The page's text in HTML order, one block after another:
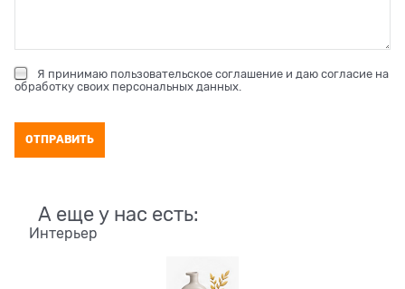
Я принимаю пользовательское соглашение и даю согласие на
обработку своих персональных данных
А еще у нас есть:
Интерьер